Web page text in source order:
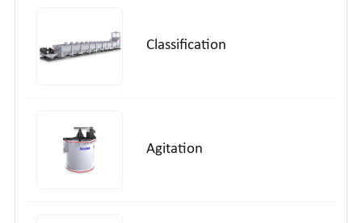
Classification
Agitation